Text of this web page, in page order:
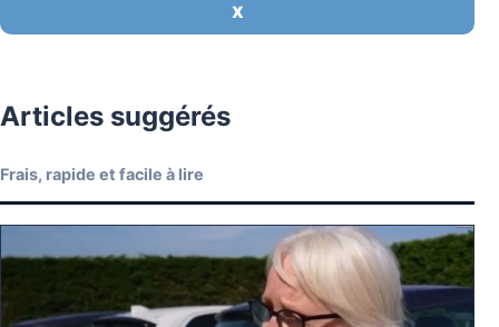
X
Articles suggérés
Frais, rapide et facile à lire